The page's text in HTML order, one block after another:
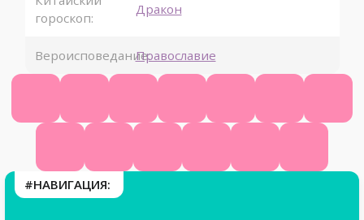
гороскоп:
Дракон
Вероисповедание:Православие
#НАВИГАЦИЯ: